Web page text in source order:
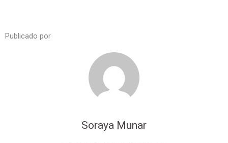
Publicado por
Soraya Munar